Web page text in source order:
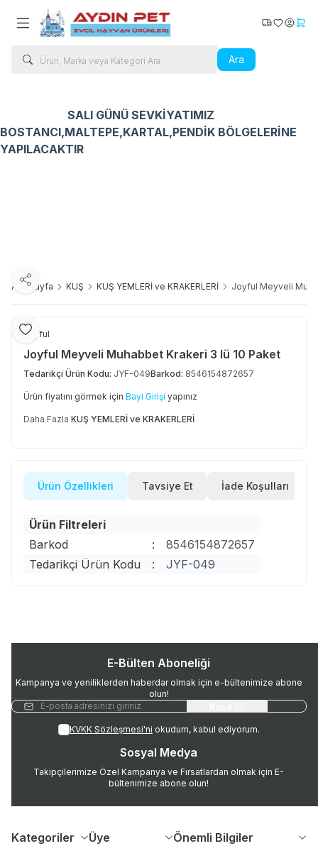
Ara
Kargo Takip
Favorilerim
SALI GÜNÜ SEVKİYATIMIZ
BOSTANCI,MALTEPE,KARTAL,PENDİK BÖLGELERİNE
YAPILACAKTIR
Ana Sayfa KUŞ KUŞ YEMLERİ ve KRAKERLERİ Joyful Meyveli
Favoriye Ekle
Paylaş
Joyful
Joyful Meyveli Muhabbet Krakeri 3 lü 10 Paket
Tedarikçi Ürün Kodu: JYF-049Barkod: 8546154872657
Ürün fiyatını görmek için Bayi Girişi yapınız
Daha Fazla KUŞ YEMLERİ ve KRAKERLERİ
Ürün Özellikleri Tavsiye Et İade Koşulları
Ürün Filtreleri
Barkod
:
8546154872657
Tedarikçi Ürün Kodu
: JYF-049
E-Bülten Aboneliği
Kampanya ve yeniliklerden haberdar olmak için e-bültenimize abone
olun!
KVKK Sözleşmesi'ni okudum, kabul ediyorum.
Sosyal Medya
Takipçilerimize Özel Kampanya ve Fırsatlardan olmak için E-
bültenimize abone olun!
Kategoriler Üye Önemli Bilgiler